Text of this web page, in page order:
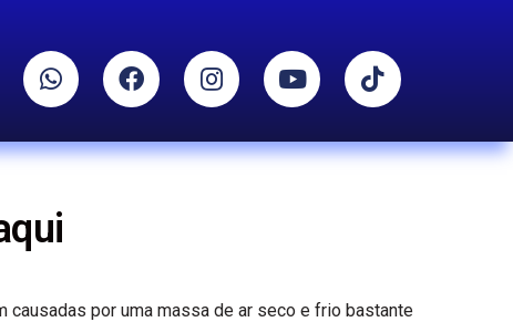
por uma massa de ar seco e frio bastante